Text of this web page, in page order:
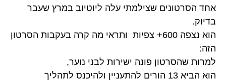
אחד הסרטונים שצילמתי עלה ליוטיוב במרץ שעבר
בדיוק.
הוא נצפה 600+ צפיות ותראי מה קרה בעקבות הסרטון
הזה:
למרות שהסרטון פונה ישירות לבני נוער,
הוא הביא 13 הורים להתעניין ולהיכנס לתהליך